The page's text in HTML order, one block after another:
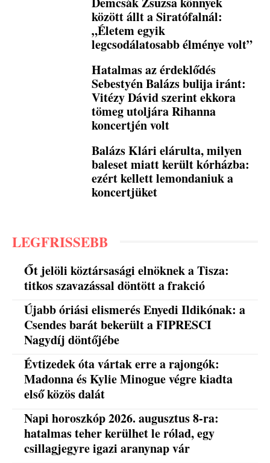
között állt a Siratófalnál:
„Életem egyik
legcsodálatosabb élménye volt”
Hatalmas az érdeklődés
Sebestyén Balázs bulija iránt:
Vitézy Dávid szerint ekkora
tömeg utoljára Rihanna
koncertjén volt
Balázs Klári elárulta, milyen
baleset miatt került kórházba:
ezért kellett lemondaniuk a
koncertjüket
LEGFRISSEBB
Őt jelöli köztársasági elnöknek a Tisza:
titkos szavazással döntött a frakció
Újabb óriási elismerés Enyedi Ildikónak: a
Csendes barát bekerült a FIPRESCI
Nagydíj döntőjébe
Évtizedek óta vártak erre a rajongók:
Madonna és Kylie Minogue végre kiadta
első közös dalát
Napi horoszkóp 2026. augusztus 8-ra:
hatalmas teher kerülhet le rólad, egy
csillagjegyre igazi aranynap vár